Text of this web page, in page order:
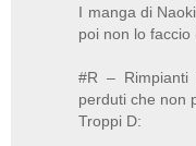
I manga di
poi non lo faccio
#R – Rimpianti
perduti che non
Troppi D: